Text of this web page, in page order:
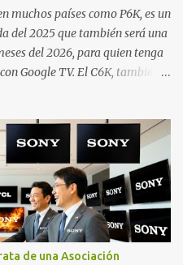
está cargada entre el 70 y
muchos países como P6K, es un
del 2025 que también será una
del 2026, para quien tenga
Google TV. El C6K, también
que la tecnología de
básica o convencional
local. Calidad Gráfica En
cantidades de brillo que son
en el volumen de color a favor
Quantum dots. Pero
en escenas oscuras. En
de una Asociación